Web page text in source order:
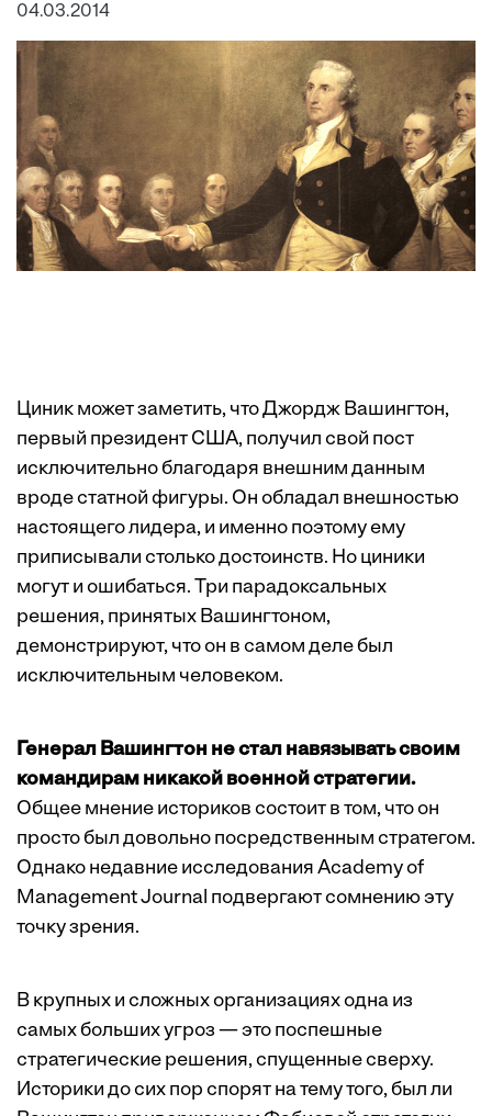
04.03.2014
Циник может заметить, что Джордж Вашингтон,
первый президент США, получил свой пост
исключительно благодаря внешним данным
вроде статной фигуры. Он обладал внешностью
настоящего лидера, и именно поэтому ему
приписывали столько достоинств. Но циники
могут и ошибаться. Три парадоксальных
решения, принятых Вашингтоном,
демонстрируют, что он в самом деле был
исключительным человеком.
Генерал Вашингтон не стал навязывать своим
командирам никакой военной стратегии.
Общее мнение историков состоит в том, что он
просто был довольно посредственным стратегом.
Однако недавние исследования Academy of
Management Journal подвергают сомнению эту
точку зрения.
В крупных и сложных организациях одна из
самых больших угроз — это поспешные
стратегические решения, спущенные сверху.
Историки до сих пор спорят на тему того, был ли